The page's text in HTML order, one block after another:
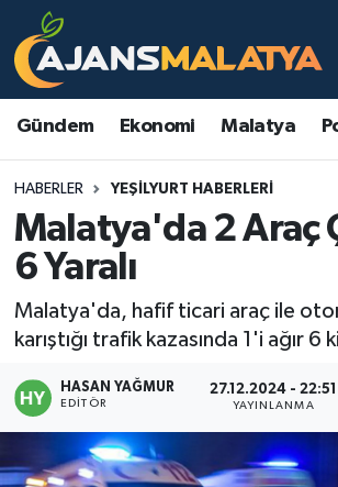
Gündem Ekonomi Malatya
HABERLER YEŞILYURT HABERLERI
Malatya'da 2 Araç
6 Yaralı
Malatya'da, hafif ticari araç ile
karıştığı trafik kazasında 1'i ağır 6
HASAN YAĞMUR
EDITÖR
27.12.2024 - 22:51
YAYINLANMA
Asayiş
Eğitim
Ekonomi
Gündem
Magazin
Malatya Nöbetçi Eczaneler
Malatya Namaz Vakitleri
Malatya Trafik Yoğunluk
TFF 3.Lig 2.Grup Puan Durumu
Haber Arşivi